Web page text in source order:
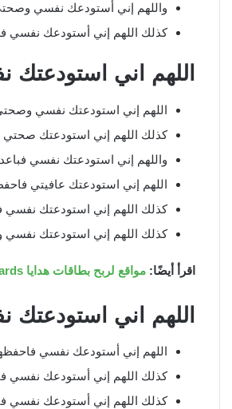
واللهم إني أستودعك نفسي
كذلك اللهم إني أستودعك نفسي
اللهم اني
اللهم إني استودعتك نفسي
كذلك اللهم إني استودعتك صحتي
واللهم إني استودعتك نفسي
اللهم إني استودعتك عافيتي
كذلك اللهم إني استودعتك نفسي
كذلك اللهم إني استودعتك
اقرأ أيضًا: مواقع لربح بطاقات هدايا Gift Cards مجانية للتسوق
اللهم اني
اللهم إني أستودعك نفسي
كذلك اللهم إني أستودعك نفسي
كذلك اللهم إني أستودعك نفسي